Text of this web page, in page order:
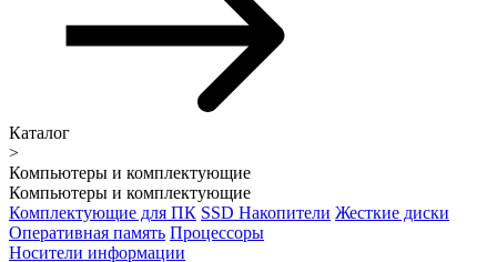
Каталог
>
Компьютеры и комплектующие
Компьютеры и комплектующие
Комплектующие для ПК SSD Накопители Жесткие диски
Оперативная память Процессоры
Носители информации